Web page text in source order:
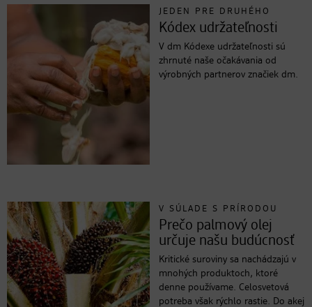
JEDEN PRE DRUHÉHO
Kódex udržateľnosti
V dm Kódexe udržateľnosti sú
zhrnuté naše očakávania od
výrobných partnerov značiek dm.
V SÚLADE S PRÍRODOU
Prečo palmový olej
určuje našu budúcnosť
Kritické suroviny sa nachádzajú v
mnohých produktoch, ktoré
denne používame. Celosvetová
potreba však rýchlo rastie. Do akej